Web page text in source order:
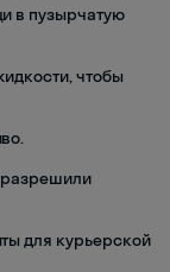
в пузырчатую
чтобы
для курьерской